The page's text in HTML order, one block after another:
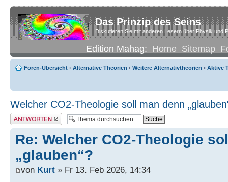
Das Prinzip des Seins
Diskutieren Sie mit anderen Lesern über Physik und
Edition Mahag:Home Sitemap
Foren-Übersicht ‹ Alternative Theorien ‹ Weitere Alternativtheorien • Aktive
Welcher CO2-Theologie soll man denn
Antwort erstellen
Re: Welcher CO2-Theologie
„glauben“?
von Kurt » Fr 13. Feb 2026, 14:34